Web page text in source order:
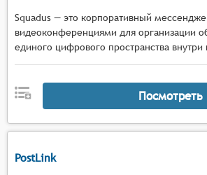
Squadus — это корпоративный
видеоконференциями для организации
единого цифрового пространства
Посмотреть
PostLink